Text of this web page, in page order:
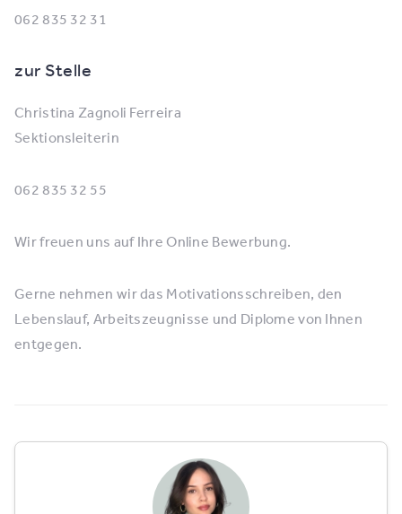
062 835 32 31
zur Stelle
Christina Zagnoli Ferreira
Sektionsleiterin
062 835 32 55
Wir freuen uns auf Ihre Online Bewerbung.
Gerne nehmen wir das Motivationsschreiben, den
Lebenslauf, Arbeitszeugnisse und Diplome von Ihnen
entgegen.